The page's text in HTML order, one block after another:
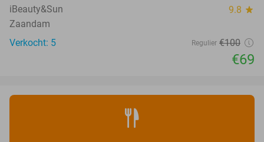
iBeauty&Sun 9.8 star
Zaandam
Verkocht: 5
Regulier €100
€69